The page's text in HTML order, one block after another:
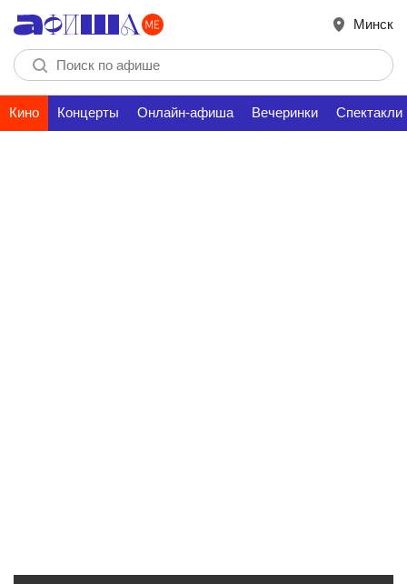
Минск
Кино Концерты Онлайн-афиша Вечеринки Спектакли